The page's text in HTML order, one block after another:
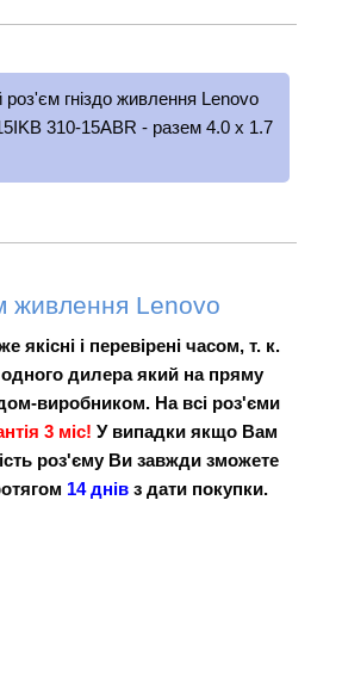
живлення Lenovo
якісні і перевірені часом, т. к.
дилера який на пряму
виробником. На всі роз'єми
3 міс! У випадки якщо Вам
роз'єму Ви завжди зможете
14 днівз дати покупки.